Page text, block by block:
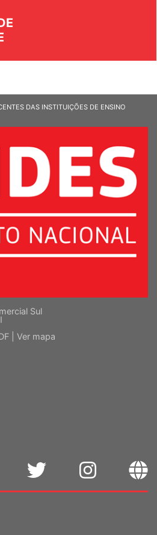
DAS INSTITUIÇÕES DE ENSINO
Sul
| Ver mapa